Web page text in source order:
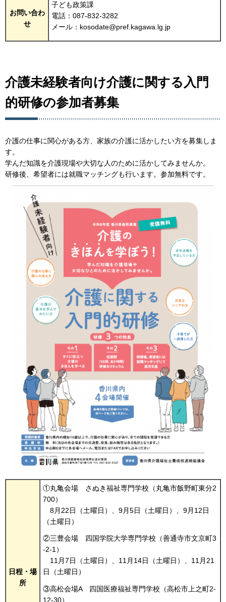
お問い合わ
せ
子ども政策課
電話：087-832-3282
メール：kosodate@pref.kagawa.lg.jp
介護未経験者向け介護に関する入門
的研修の参加者募集
介護の仕事に関心がある方、家族の介護に活かしたい方を募集しま
す。
学んだ知識を介護現場や大切な人のために活かしてみませんか。
研修後、希望者には就職マッチングも行います。参加無料です。
日程・場
所
①丸亀会場 さぬき福祉専門学校（丸亀市飯野町東分2
700）
8月22日（土曜日）、9月5日（土曜日）、9月12日
（土曜日）
②三豊会場 四国学院大学専門学校（善通寺市文京町3
-2-1）
11月7日（土曜日）、11月14日（土曜日）、11月21
日（土曜日）
③高松会場A 四国医療福祉専門学校（高松市上之町2-
12-30）